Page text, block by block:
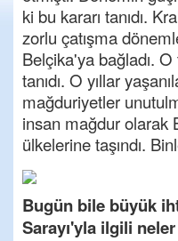
ki bu kararı tanıdı.
zorlu çatışma
Belçika'ya bağladı.
tanıdı. O yıllar
mağduriyetler
insan mağdur olarak
ülkelerine taşındı.
Bugün bile büyük
Sarayı'yla ilgili